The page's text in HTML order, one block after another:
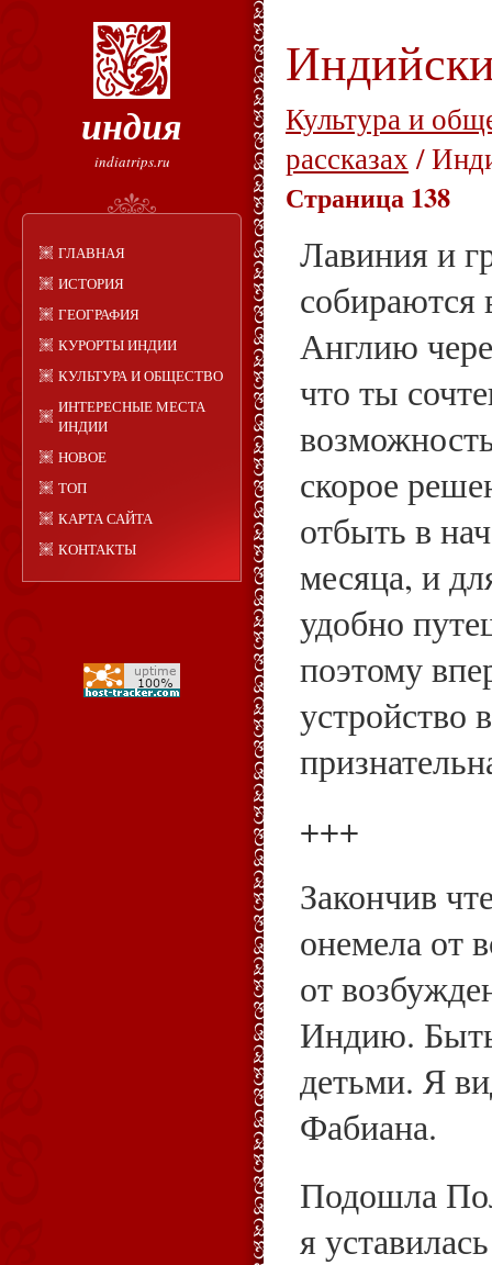
индия
indiatrips.ru
ГЛАВНАЯ
ИСТОРИЯ
ГЕОГРАФИЯ
КУРОРТЫ ИНДИИ
КУЛЬТУРА И ОБЩЕСТВО
ИНТЕРЕСНЫЕ МЕСТА
ИНДИИ
НОВОЕ
ТОП
КАРТА САЙТА
КОНТАКТЫ
Культура и
рассказах/
Страница 138
Лавиния и
собираются
Англию
что ты
скорое
отбыть в
месяца, и
удобно
поэтому
устройство
+++
Закончив
онемела от
от
Индию.
детьми. Я
Фабиана.
Подошла
я